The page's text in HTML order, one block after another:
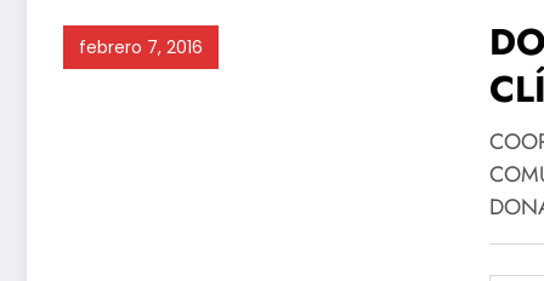
febrero 7, 2016